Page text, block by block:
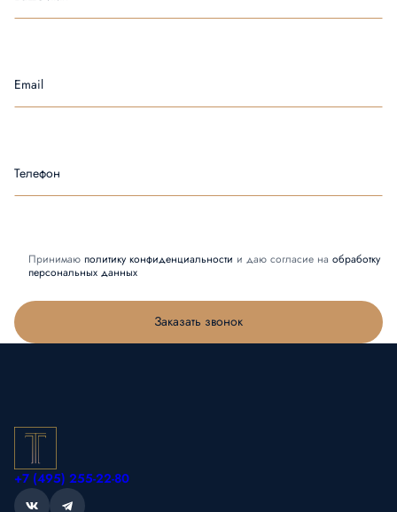
Email
Телефон
Принимаю политику конфиденциальности и даю согласие на обработку
персональных данных
Заказать звонок
+7 (495) 255-22-80